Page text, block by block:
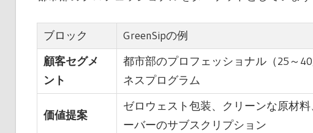
ブロック
GreenSipの例
顧客セグメ
ント
都市部のプロフェッショナル（25～
ネスプログラム
価値提案
ゼロウェスト包装、クリーンな原材
ーバーのサブスクリプション